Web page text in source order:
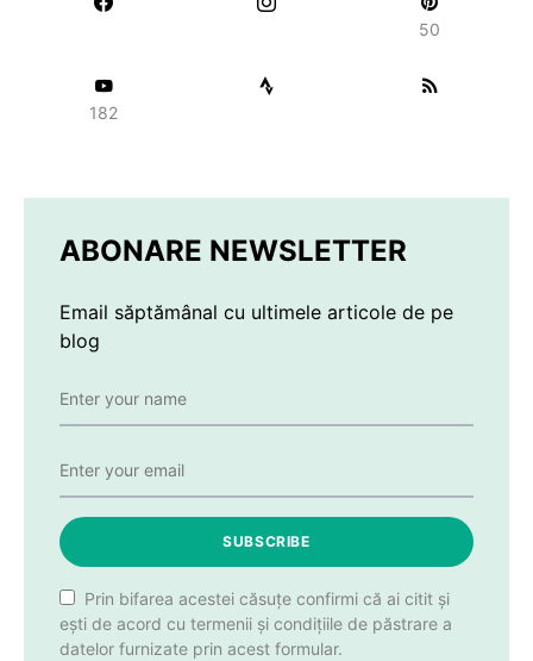
50
182
ABONARE NEWSLETTER
Email săptămânal cu ultimele articole de pe
blog
SUBSCRIBE
Prin bifarea acestei căsuțe confirmi că ai citit și
ești de acord cu termenii și condițiile de păstrare a
datelor furnizate prin acest formular.